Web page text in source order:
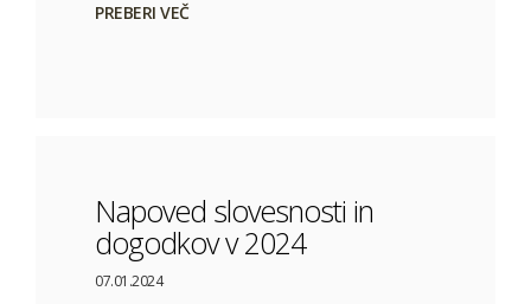
PREBERI VEČ
Napoved slovesnosti in
dogodkov v 2024
07.01.2024